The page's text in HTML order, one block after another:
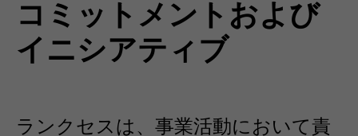
コミットメントおよび
イニシアティブ
ランクセスは、事業活動において責